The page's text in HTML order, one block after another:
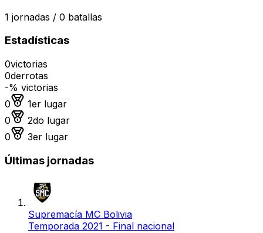
1 jornadas / 0 batallas
Estadísticas
0victorias
0derrotas
-% victorias
0
Medalla de oro
1er lugar
0
Medalla de plata
2do lugar
0
Medalla de bronce
3er lugar
Últimas jornadas
Supremacía MC Bolivia
Temporada 2021 - Final nacional